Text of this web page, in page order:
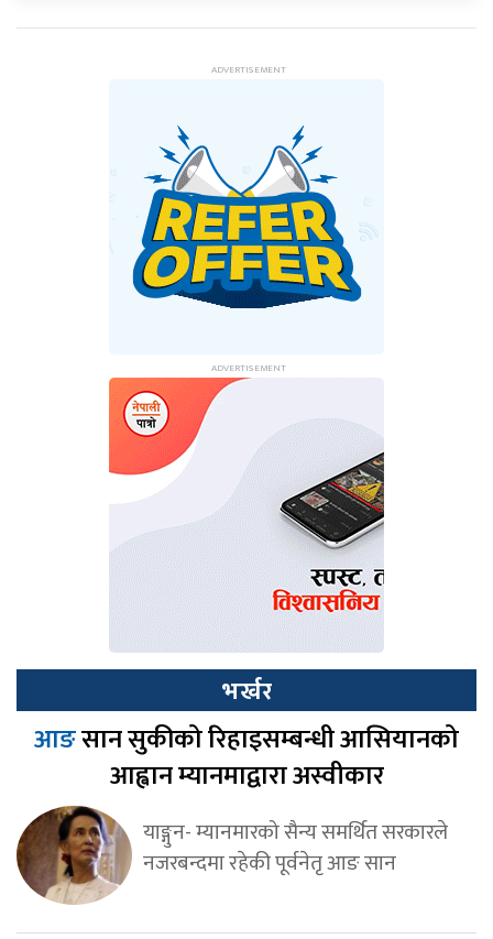
भर्खर
आङसान सुकीको रिहाइसम्बन्धी आसियानको
आह्वान म्यानमाद्वारा अस्वीकार
याङ्गुन- म्यानमारको सैन्य समर्थित सरकारले
नजरबन्दमा रहेकी पूर्वनेतृ आङ सान